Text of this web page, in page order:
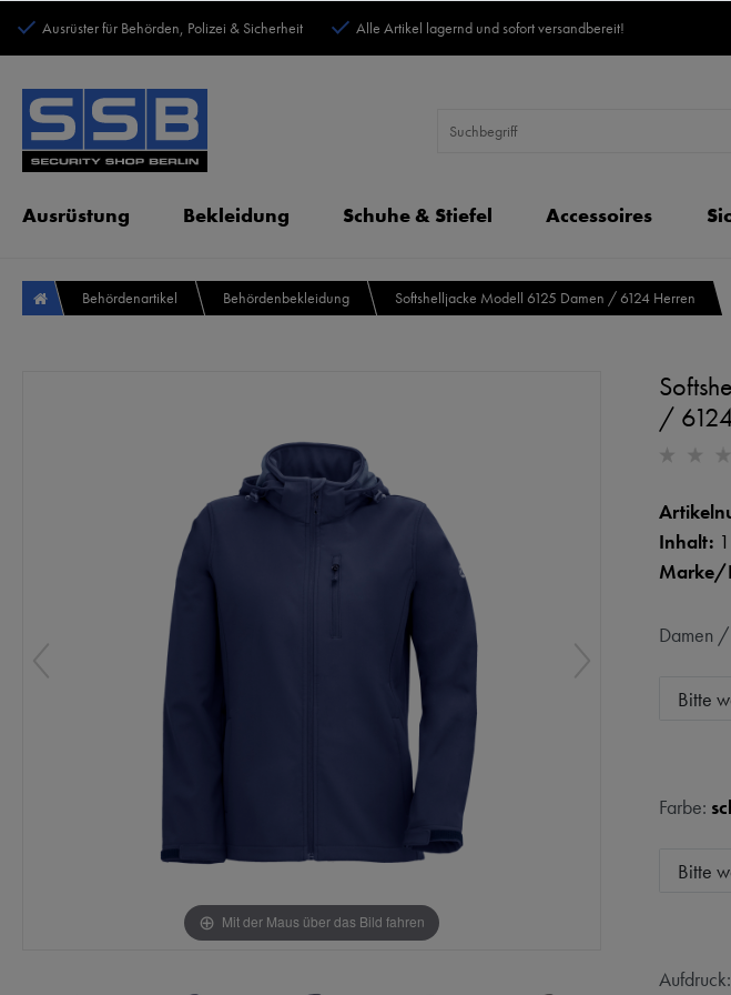
Ausrüster für Behörden, Polizei & Sicherheit Alle Artikel lagernd und sofort versandbereit!
Ausrüstung Bekleidung Schuhe & Stiefel Accessoires
Behördenartikel Behördenbekleidung Softshelljacke Modell 6125 Damen / 6124 Herren
Mit der Maus über das Bild fahren
/
Inhalt:
Marke/
Damen
Bitte
Farbe:
Bitte
Aufdruck: